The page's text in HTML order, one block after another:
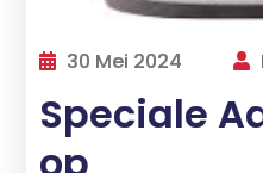
30 Mei 2024
Speciale